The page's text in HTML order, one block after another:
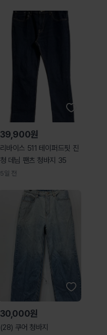
39,900원
리바이스 511 테이퍼드핏 진
청 데님 팬츠 청바지 35
5일 전
30,000원
(28) 쿠어 청바지